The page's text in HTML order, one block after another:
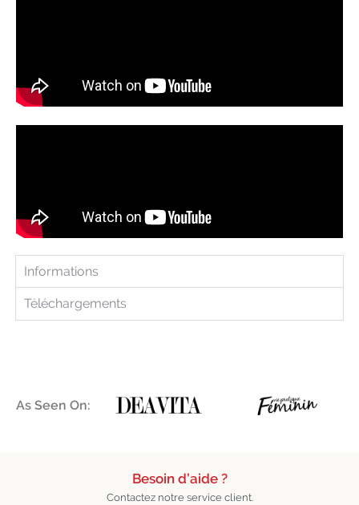
Informations
Téléchargements
As Seen On:
Besoin d’aide ?
Contactez notre service client.